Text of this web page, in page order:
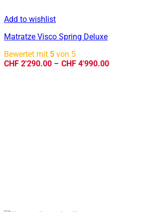
Add to wishlist
Matratze Visco Spring Deluxe
Bewertet mit 5 von 5
CHF 2'290.00 – CHF 4'990.00Preisspanne: